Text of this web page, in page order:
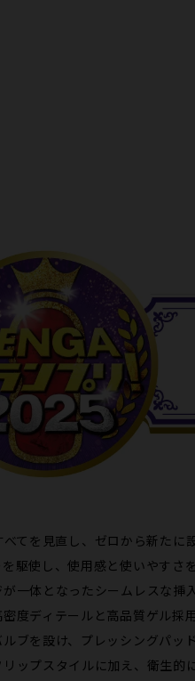
てを見直し、ゼロから新たに
駆使し、使用感と使いやすさを
が一体となったシームレスな
密度ディテールと高品質ゲル採
ルブを設け、プレッシングパッ
リップスタイルに加え、衛生的